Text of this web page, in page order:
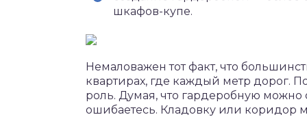
шкафов-купе.
Немаловажен тот факт, что
квартирах, где каждый метр дорог.
роль. Думая, что гардеробную можно
ошибаетесь. Кладовку или коридор